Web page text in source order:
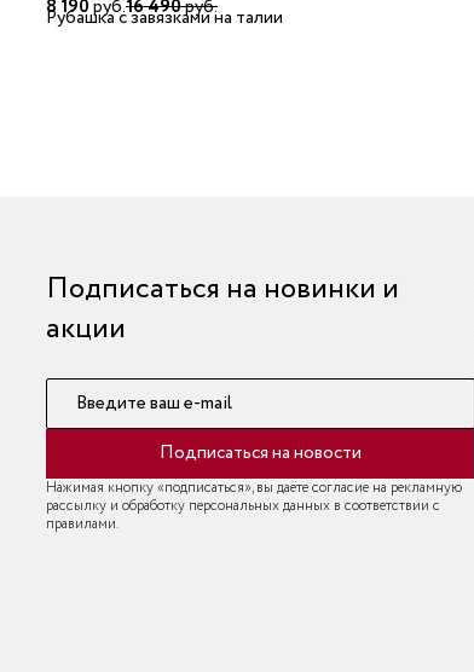
8 190руб.16 490руб.
Рубашка с завязками на талии
Подписаться на новинки и
акции
Введите ваш e-mail
Подписаться на новости
Нажимая кнопку «подписаться», вы даёте согласие на рекламную
рассылку и обработку персональных данных в соответствии с
правилами.